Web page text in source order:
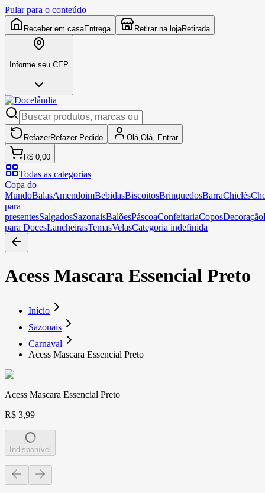
Pular para o conteúdo
Receber em casaEntrega Retirar na lojaRetirada
Informe seu CEP
RefazerRefazer Pedido Olá, Olá, Entrar
R$ 0,00
Todas as categorias
Copa do
MundoBalasAmendoimBebidasBiscoitosBrinquedosBarraChiclés
para
presentesSalgadosSazonaisBalõesPáscoaConfeitariaCoposDecoração
para DocesLancheirasTemasVelasCategoria indefinida
Acess Mascara Essencial Preto
Início
Sazonais
Carnaval
Acess Mascara Essencial Preto
Acess Mascara Essencial Preto
R$ 3,99
Indisponível